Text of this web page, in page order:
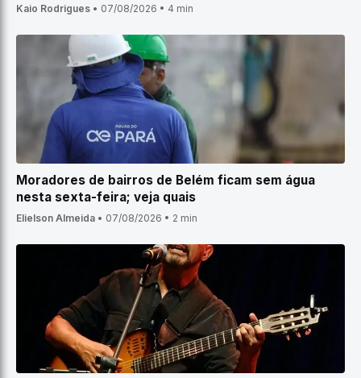
Kaio Rodrigues • 07/08/2026 • 4 min
Moradores de bairros de Belém ficam sem água
nesta sexta-feira; veja quais
Elielson Almeida • 07/08/2026 • 2 min